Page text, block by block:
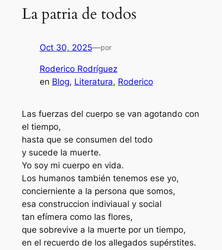
La patria de todos
Oct 30, 2025—por
Roderico Rodríguez
en Blog, Literatura, Roderico
Las fuerzas del cuerpo se van agotando con
el tiempo,
hasta que se consumen del todo
y sucede la muerte.
Yo soy mi cuerpo en vida.
Los humanos también tenemos ese yo,
concierniente a la persona que somos,
esa construccion indiviaual y social
tan efímera como las flores,
que sobrevive a la muerte por un tiempo,
en el recuerdo de los allegados supérstites.